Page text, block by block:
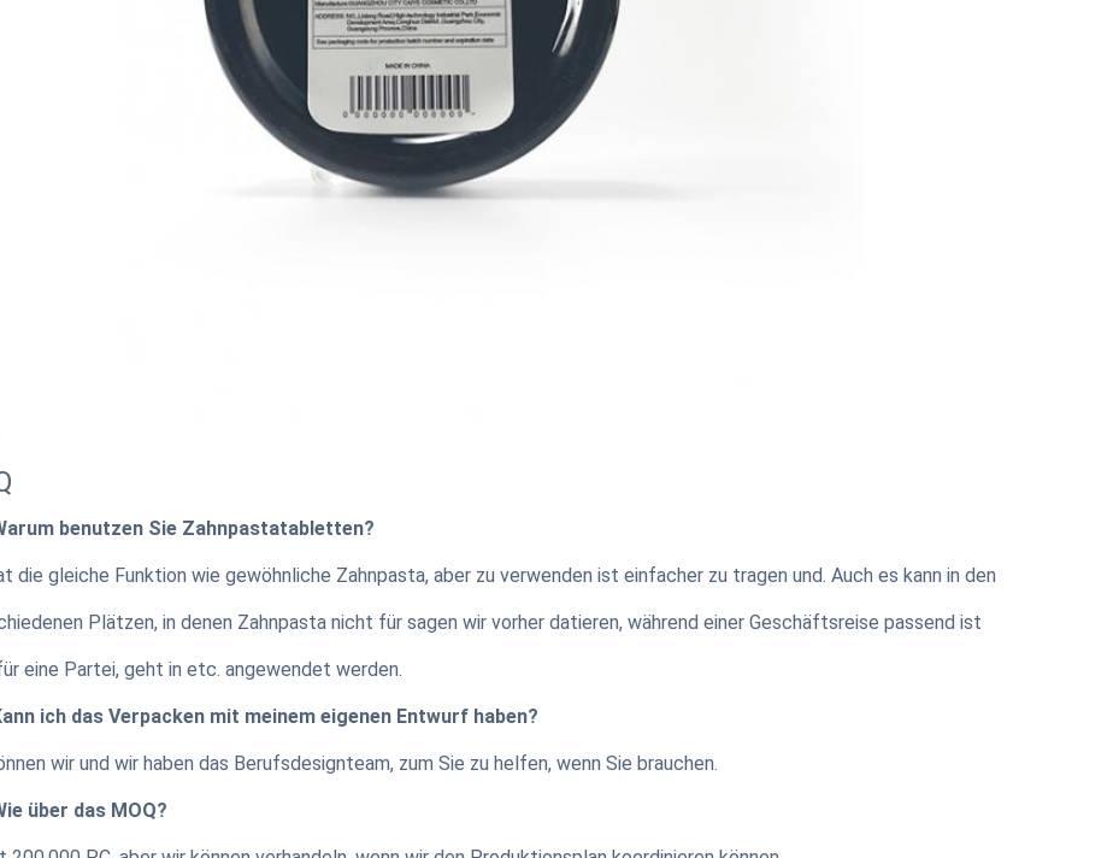
benutzen Sie Zahnpastatabletten?
die gleiche Funktion wie gewöhnliche Zahnpasta, aber zu verwenden ist einfacher zu tragen und. Auch es kann in den
Plätzen, in denen Zahnpasta nicht für sagen wir vorher datieren, während einer Geschäftsreise passend ist
eine Partei, geht in etc. angewendet werden.
ich das Verpacken mit meinem eigenen Entwurf haben?
wir und wir haben das Berufsdesignteam, zum Sie zu helfen, wenn Sie brauchen.
über das MOQ?